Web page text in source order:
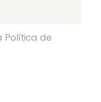
Política de